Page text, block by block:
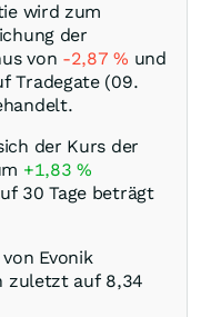
wird zum
der
von -2,87% und
Tradegate (09.
der Kurs der
+1,83%
30 Tage beträgt
Evonik
zuletzt auf 8,34